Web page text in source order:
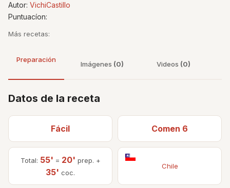
Autor: VichiCastillo
Puntuacíon:
Más recetas:
Preparación
Imágenes (0) Videos (0)
Datos de la receta
Fácil Comen 6
Total: 55' = 20' prep. +
35' coc.
Chile